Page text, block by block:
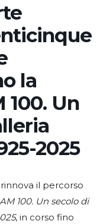
la
100. Un
2025
il percorso
100. Un secolo di
, in corso fino